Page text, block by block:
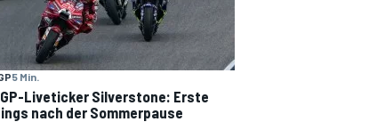
5 Min.
Liveticker Silverstone: Erste
nach der Sommerpause